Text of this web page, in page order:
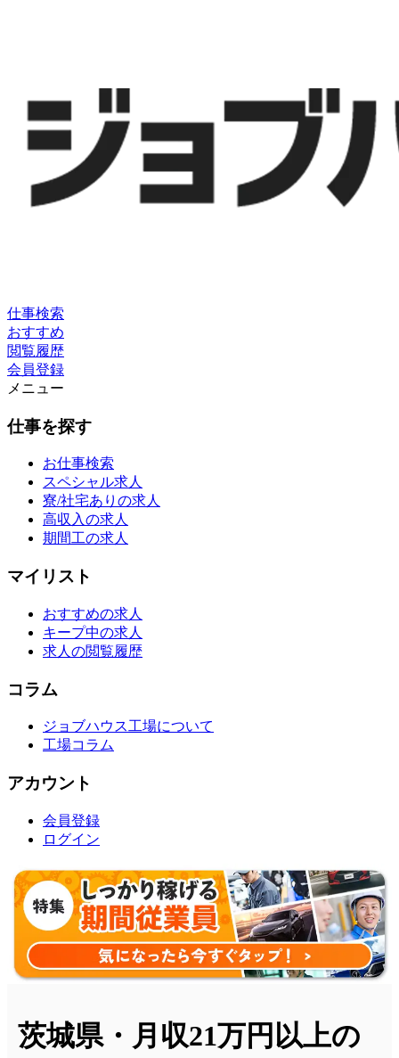
仕事検索
おすすめ
閲覧履歴
会員登録
メニュー
仕事を探す
お仕事検索
スペシャル求人
寮/社宅ありの求人
高収入の求人
期間工の求人
マイリスト
おすすめの求人
キープ中の求人
求人の閲覧履歴
コラム
ジョブハウス工場について
工場コラム
アカウント
会員登録
ログイン
茨城県・月収21万円以上の